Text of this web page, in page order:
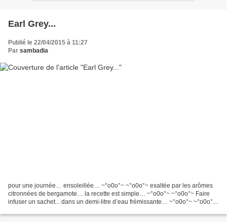
Earl Grey...
Publié le 22/04/2015 à 11:27
Par sambadia
pour une journée… ensoleillée… ~°o0o°~ ~°o0o°~ exaltée par les arômes
citronnées de bergamote… la recette est simple… ~°o0o°~ ~°o0o°~ Faire
infuser un sachet... dans un demi-litre d’eau frémissante… ~°o0o°~ ~°o0o°~